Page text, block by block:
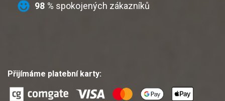
98 % spokojených zákazníků
Přijímáme platební karty: